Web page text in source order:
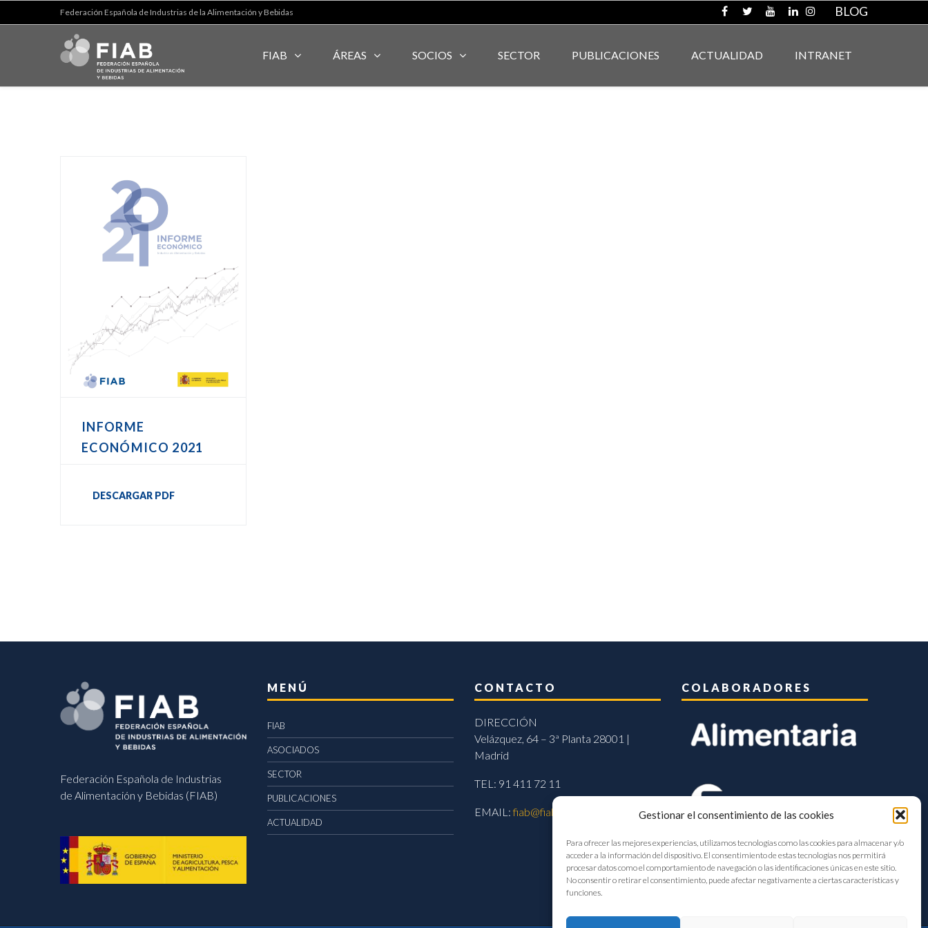
Gestionar el consentimiento de las cookies
Para ofrecer las mejores experiencias, utilizamos tecnologías como las cookies para almacenar y/o
acceder a la información del dispositivo. El consentimiento de estas tecnologías nos permitirá
procesar datos como el comportamiento de navegación o las identificaciones únicas en este sitio.
No consentir o retirar el consentimiento, puede afectar negativamente a ciertas características y
funciones.
Federación Española de Industrias de la Alimentación y Bebidas BLOG
FIAB ÁREAS SOCIOS SECTOR PUBLICACIONES ACTUALIDAD INTRANET
INFORME
ECONÓMICO 2021
DESCARGAR PDF
Federación Española de Industrias
de Alimentación y Bebidas (FIAB)
MENÚ
FIAB
ASOCIADOS
SECTOR
PUBLICACIONES
ACTUALIDAD
CONTACTO
DIRECCIÓN
Velázquez, 64 – 3ª Planta 28001 |
Madrid
TEL: 91 411 72 11
EMAIL:fiab@fiab.es
COLABORADORES